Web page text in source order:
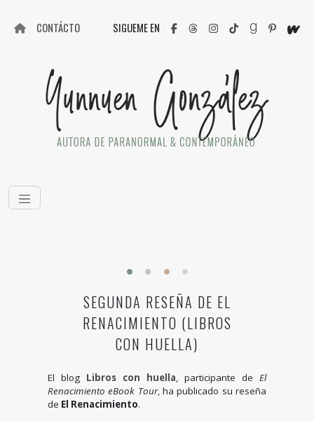
CONTÁCTO SIGUEME EN
SEGUNDA RESEÑA DE EL
RENACIMIENTO (LIBROS
CON HUELLA)
El blog Libros con huella, participante de El
Renacimiento eBook Tour, ha publicado su reseña
de El Renacimiento.